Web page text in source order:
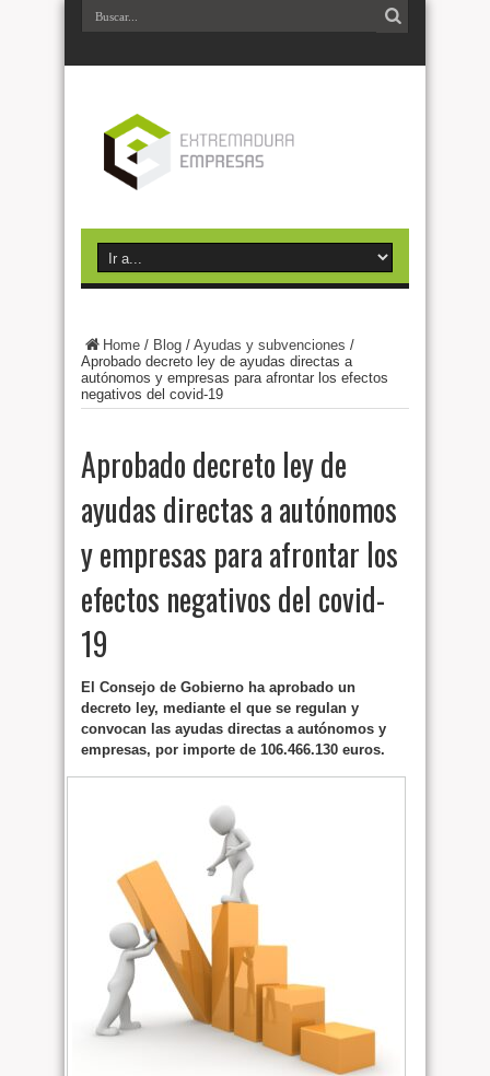
Home / Blog / Ayudas y subvenciones /
Aprobado decreto ley de ayudas directas a
autónomos y empresas para afrontar los efectos
negativos del covid-19
Aprobado decreto ley de
ayudas directas a autónomos
y empresas para afrontar los
efectos negativos del covid-
19
El Consejo de Gobierno ha aprobado un
decreto ley, mediante el que se regulan y
convocan las ayudas directas a autónomos y
empresas, por importe de 106.466.130 euros.